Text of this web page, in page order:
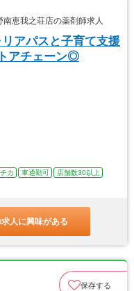
恵我之荘店の薬剤師求人
リアパスと子育て支援
アチェーン◎
カ 車通勤可
店舗数30以上
求人に興味がある
保存する